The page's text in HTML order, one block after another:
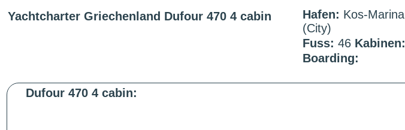
Yachtcharter Griechenland Dufour 470 4 cabin Hafen: Kos-Marina
(City)
Fuss: 46 Kabinen:
Boarding:
Dufour 470 4 cabin: